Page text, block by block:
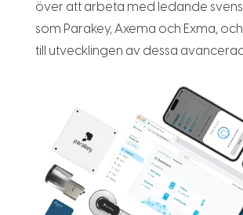
över att arbeta med ledande
som Parakey, Axema och Exma,
till utvecklingen av dessa